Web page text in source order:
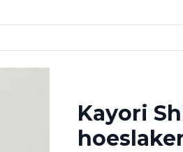
Kayori